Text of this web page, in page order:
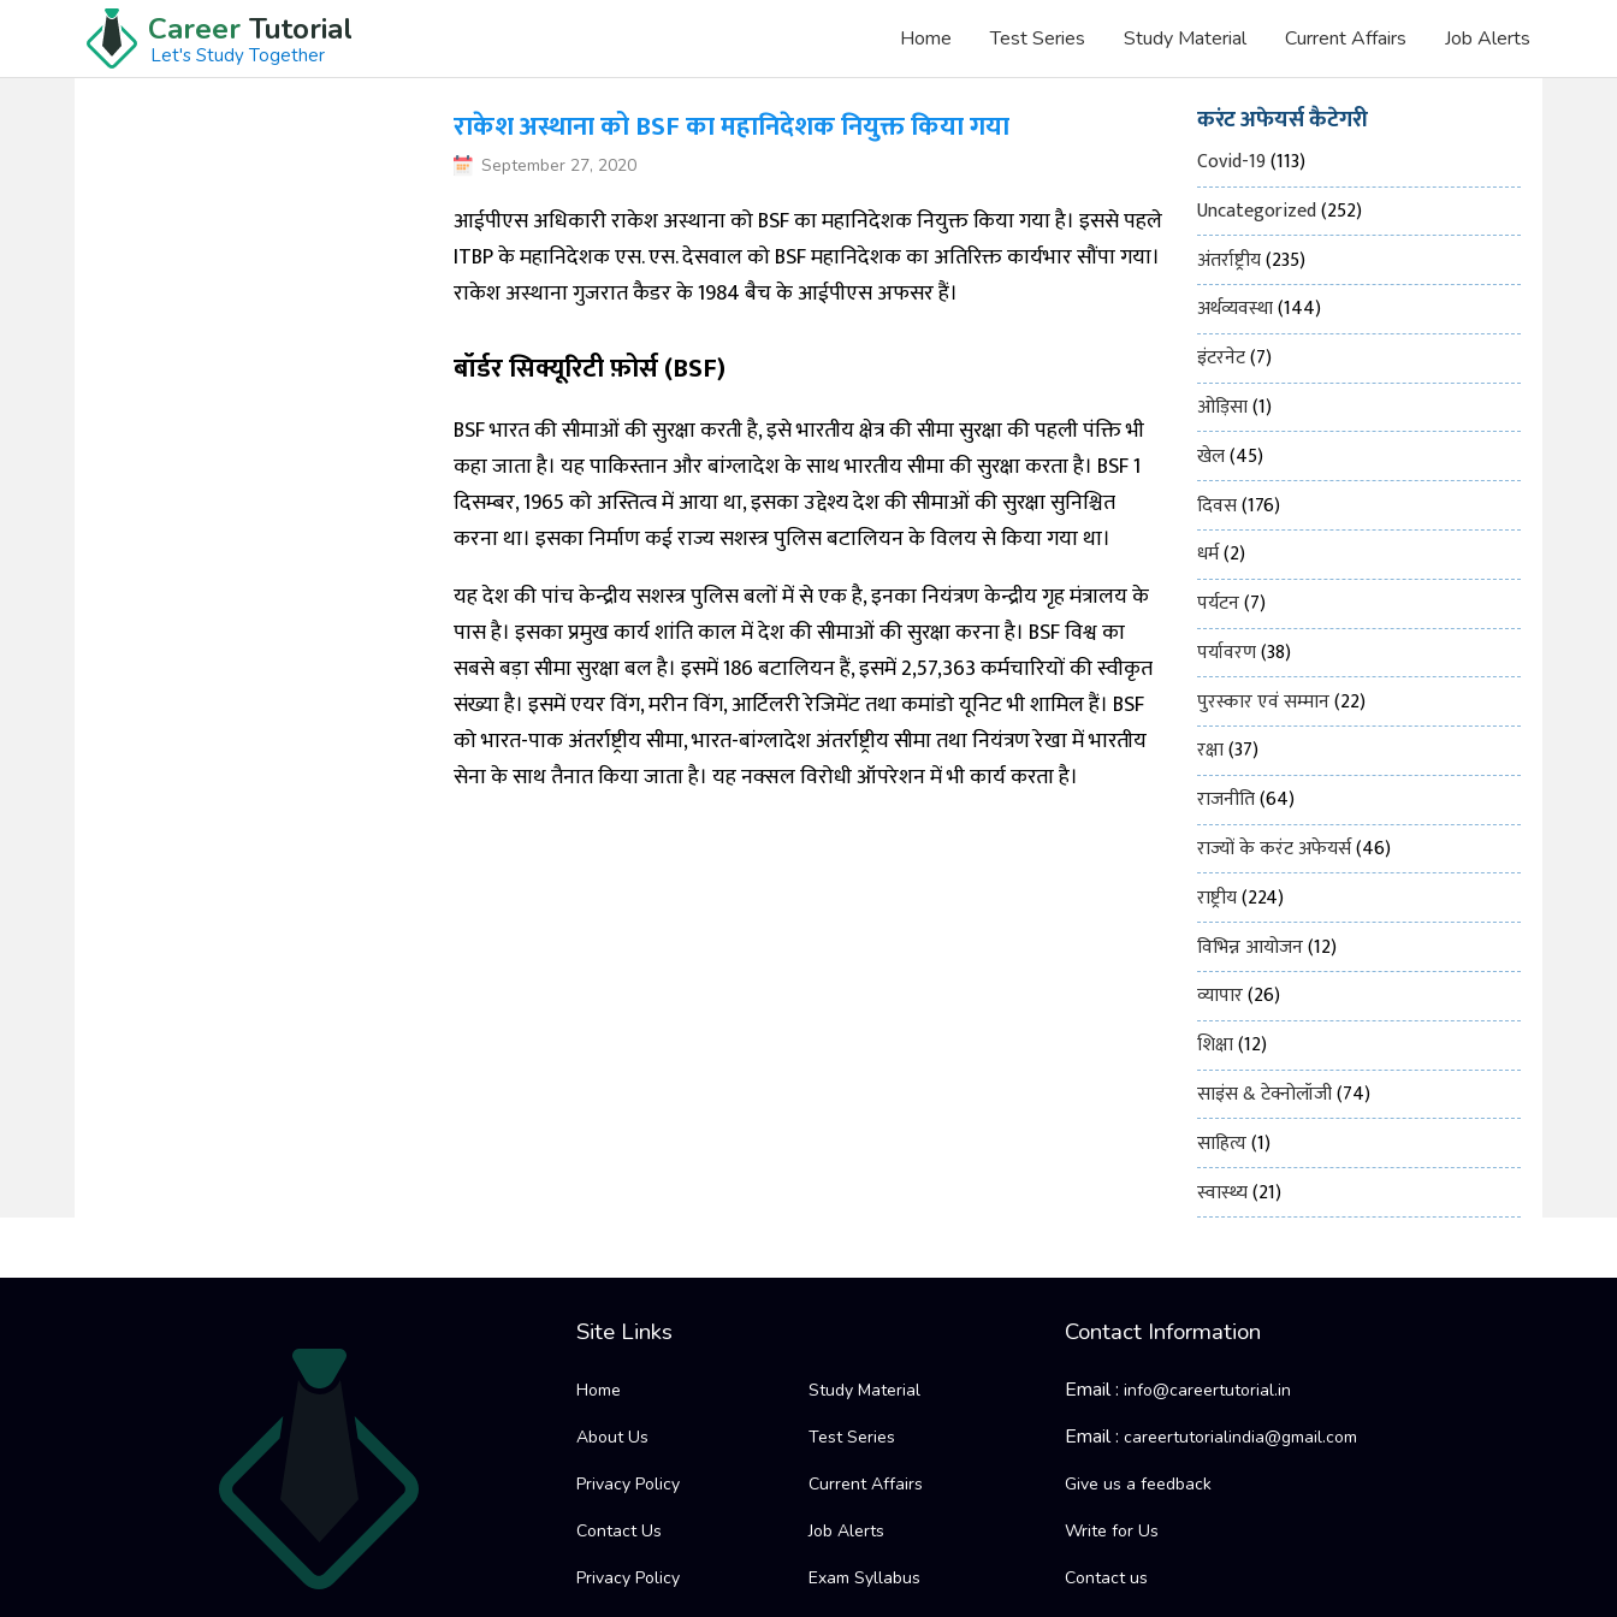
Career Tutorial
Let's Study Together
Home Test Series Study Material Current Affairs Job Alerts
राकेश अस्थाना को BSF का महानिदेशक नियुक्त किया गया
September 27, 2020
आईपीएस अधिकारी राकेश अस्थाना को BSF का महानिदेशक नियुक्त किया गया है। इससे पहले
ITBP के महानिदेशक एस. एस. देसवाल को BSF महानिदेशक का अतिरिक्त कार्यभार सौंपा गया।
राकेश अस्थाना गुजरात कैडर के 1984 बैच के आईपीएस अफसर हैं।
बॉर्डर सिक्यूरिटी फ़ोर्स (BSF)
BSF भारत की सीमाओं की सुरक्षा करती है, इसे भारतीय क्षेत्र की सीमा सुरक्षा की पहली पंक्ति भी
कहा जाता है। यह पाकिस्तान और बांग्लादेश के साथ भारतीय सीमा की सुरक्षा करता है। BSF 1
दिसम्बर, 1965 को अस्तित्व में आया था, इसका उद्देश्य देश की सीमाओं की सुरक्षा सुनिश्चित
करना था। इसका निर्माण कई राज्य सशस्त्र पुलिस बटालियन के विलय से किया गया था।
यह देश की पांच केन्द्रीय सशस्त्र पुलिस बलों में से एक है, इनका नियंत्रण केन्द्रीय गृह मंत्रालय के
पास है। इसका प्रमुख कार्य शांति काल में देश की सीमाओं की सुरक्षा करना है। BSF विश्व का
सबसे बड़ा सीमा सुरक्षा बल है। इसमें 186 बटालियन हैं, इसमें 2,57,363 कर्मचारियों की स्वीकृत
संख्या है। इसमें एयर विंग, मरीन विंग, आर्टिलरी रेजिमेंट तथा कमांडो यूनिट भी शामिल हैं। BSF
को भारत-पाक अंतर्राष्ट्रीय सीमा, भारत-बांग्लादेश अंतर्राष्ट्रीय सीमा तथा नियंत्रण रेखा में भारतीय
सेना के साथ तैनात किया जाता है। यह नक्सल विरोधी ऑपरेशन में भी कार्य करता है।
करंट अफेयर्स कैटेगरी
Covid-19(113)
Uncategorized(252)
अंतर्राष्ट्रीय(235)
अर्थव्यवस्था(144)
इंटरनेट(7)
ओड़िसा(1)
खेल(45)
दिवस(176)
धर्म(2)
पर्यटन(7)
पर्यावरण(38)
पुरस्कार एवं सम्मान(22)
रक्षा(37)
राजनीति(64)
राज्यों के करंट अफेयर्स(46)
राष्ट्रीय(224)
विभिन्न आयोजन(12)
व्यापार(26)
शिक्षा(12)
साइंस & टेक्नोलॉजी(74)
साहित्य(1)
स्वास्थ्य(21)
Site Links
Home
About Us
Privacy Policy
Contact Us
Privacy Policy
Study Material
Test Series
Current Affairs
Job Alerts
Exam Syllabus
Contact Information
Email :info@careertutorial.in
Email :careertutorialindia@gmail.com
Give us a feedback
Write for Us
Contact us